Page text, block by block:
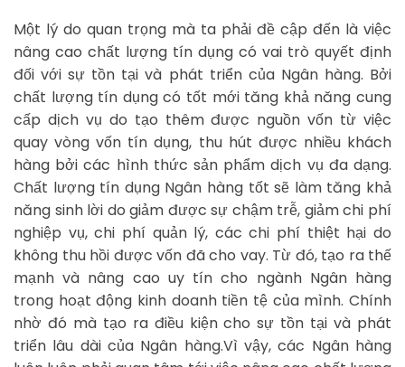
Một lý do quan trọng mà ta phải đề cập đến là việc
nâng cao chất lượng tín dụng có vai trò quyết định
đối với sự tồn tại và phát triển của Ngân hàng. Bởi
chất lượng tín dụng có tốt mới tăng khả năng cung
cấp dịch vụ do tạo thêm được nguồn vốn từ việc
quay vòng vốn tín dụng, thu hút được nhiều khách
hàng bởi các hình thức sản phẩm dịch vụ đa dạng.
Chất lượng tín dụng Ngân hàng tốt sẽ làm tăng khả
năng sinh lời do giảm được sự chậm trễ, giảm chi phí
nghiệp vụ, chi phí quản lý, các chi phí thiệt hại do
không thu hồi được vốn đã cho vay. Từ đó, tạo ra thế
mạnh và nâng cao uy tín cho ngành Ngân hàng
trong hoạt động kinh doanh tiền tệ của mình. Chính
nhờ đó mà tạo ra điều kiện cho sự tồn tại và phát
triển lâu dài của Ngân hàng.Vì vậy, các Ngân hàng